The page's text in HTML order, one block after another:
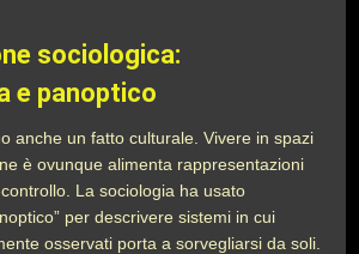
sociologica:
e panoptico
anche un fatto culturale. Vivere in spazi
è ovunque alimenta rappresentazioni
La sociologia ha usato
per descrivere sistemi in cui
osservati porta a sorvegliarsi da soli.